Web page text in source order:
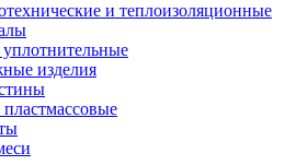
и теплоизоляционные
изделия